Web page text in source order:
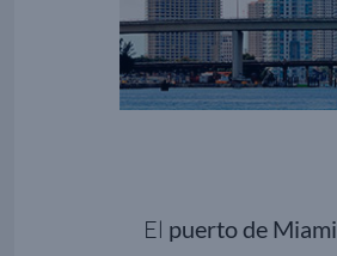
El puerto de Miami